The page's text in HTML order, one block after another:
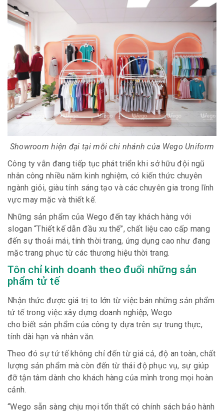
Showroom hiện đại tại mỗi chi nhánh của Wego Uniform
Công ty vẫn đang tiếp tục phát triển khi sở hữu đội ngũ
nhân công nhiều năm kinh nghiệm, có kiến thức chuyên
ngành giỏi, giàu tính sáng tạo và các chuyên gia trong lĩnh
vực may mặc và thiết kế.
Những sản phẩm của Wego đến tay khách hàng với
slogan “Thiết kế dẫn đầu xu thế”,chất liệu cao cấp mang
đến sự thoải mái, tính thời trang, ứng dụng cao như đang
mặc trang phục từ các thương hiệu thời trang.
Tôn chỉ kinh doanh theo đuổi những sản
phẩm tử tế
Nhận thức được giá trị to lớn từ việc bán những sản phẩm
tử tế trong việc xây dựng doanh nghiệp, Wego
cho biết sản phẩm của công ty dựa trên sự trung thực,
tính dài hạn và nhân văn.
Theo đó sự tử tế không chỉ đến từ giá cả, độ an toàn, chất
lượng sản phẩm mà còn đến từ thái độ phục vụ, sự giúp
đỡ tận tâm dành cho khách hàng của mình trong mọi hoàn
cảnh.
“Wego sẵn sàng chịu mọi tổn thất có chính sách bảo hành